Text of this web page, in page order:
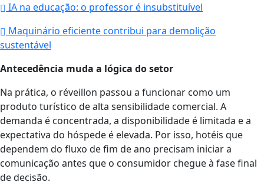
IA na educação: o professor é insubstituível
Maquinário eficiente contribui para demolição
sustentável
Antecedência muda a lógica do setor
Na prática, o réveillon passou a funcionar como um
produto turístico de alta sensibilidade comercial. A
demanda é concentrada, a disponibilidade é limitada e a
expectativa do hóspede é elevada. Por isso, hotéis que
dependem do fluxo de fim de ano precisam iniciar a
comunicação antes que o consumidor chegue à fase final
de decisão.